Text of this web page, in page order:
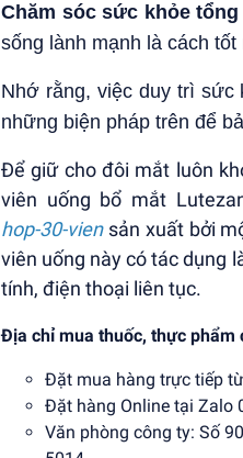
Chăm sóc sức khỏe tổng
sống lành mạnh là cách
Nhớ rằng, việc duy trì sức
những biện pháp trên để
Để giữ cho đôi mắt luôn
viên uống bổ mắt
hop-30-vien sản xuất bởi
viên uống này có tác dụng
tính, điện thoại liên tục.
Địa chỉ mua thuốc, thực phẩm
Đặt mua hàng trực tiếp
Đặt hàng Online tại Zalo
Văn phòng công ty: Số